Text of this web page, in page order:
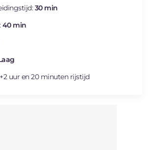
30 min
40 min
uur en 20 minuten rijstijd